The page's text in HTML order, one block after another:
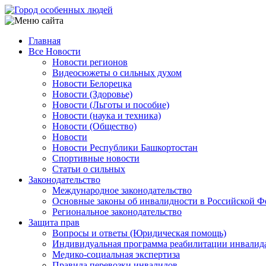
Перейти
к
содержанию
Main
navigation
Главная
Все Новости
Новости регионов
Видеосюжеты о сильных духом
Новости Белорецка
Новости (Здоровье)
Новости (Льготы и пособие)
Новости (наука и техника)
Новости (Общество)
Новости
Новости Республики Башкортостан
Спортивные новости
Статьи о сильных
Законодательство
Международное законодательство
Основные законы об инвалидности в Российской
Региональное законодательство
Защита прав
Вопросы и ответы (Юридическая помощь)
Индивидуальная программа реабилитации
Медико-социальная экспертиза